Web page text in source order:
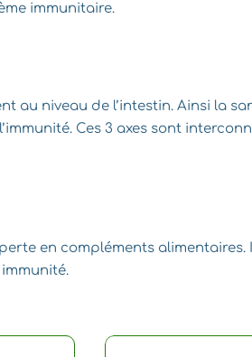
immunitaire.
au niveau de l’intestin. Ainsi la
Ces 3 axes sont
en compléments